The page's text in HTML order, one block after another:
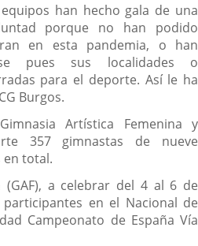
han hecho gala de una
porque no han podido
en esta pandemia, o han
pues sus localidades o
para el deporte. Así le ha
Burgos.
Artística Femenina y
357 gimnastas de nueve
en total.
(GAF), a celebrar del 4 al 6 de
en el Nacional de
Campeonato de España Vía